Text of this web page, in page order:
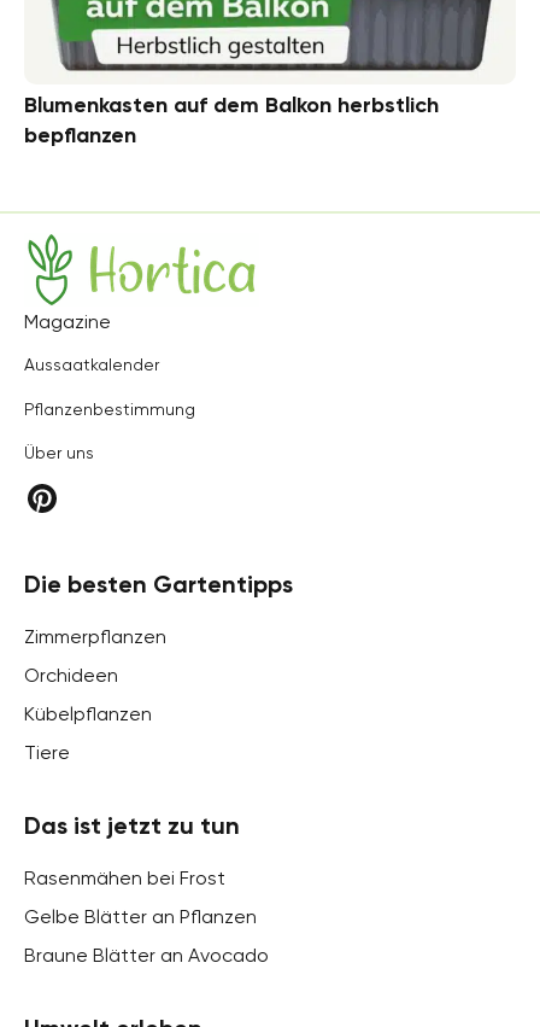
Blumenkasten auf dem Balkon herbstlich
bepflanzen
Hortica
Magazine
Aussaatkalender
Pflanzenbestimmung
Über uns
Die besten Gartentipps
Zimmerpflanzen
Orchideen
Kübelpflanzen
Tiere
Das ist jetzt zu tun
Rasenmähen bei Frost
Gelbe Blätter an Pflanzen
Braune Blätter an Avocado